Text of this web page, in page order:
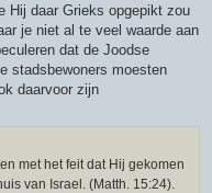
Hij daar Grieks opgepikt zou
je niet al te veel waarde aan
dat de Joodse
stadsbewoners moesten
daarvoor zijn
met het feit dat Hij gekomen
van Israel. (Matth. 15:24).